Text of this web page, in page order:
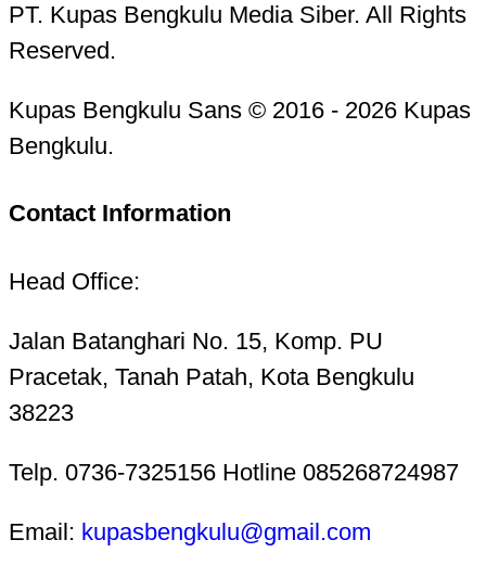
PT. Kupas Bengkulu Media Siber. All Rights
Reserved.
Kupas Bengkulu Sans © 2016 - 2026 Kupas
Bengkulu.
Contact Information
Head Office:
Jalan Batanghari No. 15, Komp. PU
Pracetak, Tanah Patah, Kota Bengkulu
38223
Telp. 0736-7325156 Hotline 085268724987
Email: kupasbengkulu@gmail.com